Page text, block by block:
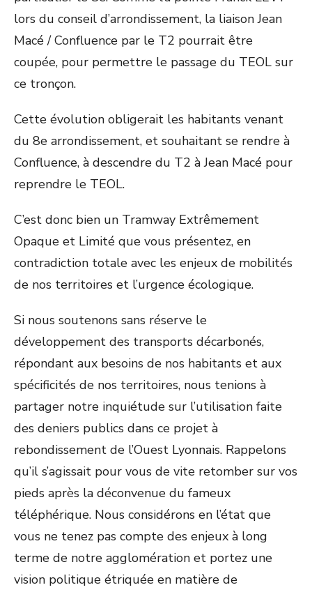
lors du conseil d’arrondissement, la liaison Jean
Macé / Confluence par le T2 pourrait être
coupée, pour permettre le passage du TEOL sur
ce tronçon.
Cette évolution obligerait les habitants venant
du 8e arrondissement, et souhaitant se rendre à
Confluence, à descendre du T2 à Jean Macé pour
reprendre le TEOL.
C’est donc bien un Tramway Extrêmement
Opaque et Limité que vous présentez, en
contradiction totale avec les enjeux de mobilités
de nos territoires et l’urgence écologique.
Si nous soutenons sans réserve le
développement des transports décarbonés,
répondant aux besoins de nos habitants et aux
spécificités de nos territoires, nous tenions à
partager notre inquiétude sur l’utilisation faite
des deniers publics dans ce projet à
rebondissement de l’Ouest Lyonnais. Rappelons
qu’il s’agissait pour vous de vite retomber sur vos
pieds après la déconvenue du fameux
téléphérique. Nous considérons en l’état que
vous ne tenez pas compte des enjeux à long
terme de notre agglomération et portez une
vision politique étriquée en matière de